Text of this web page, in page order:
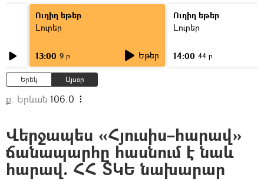
Ուղիղ եթեր
Լուրեր
13:00 9 ր Եթեր
Ուղիղ եթեր
Լուրեր
14:00 44 ր
Երեկ Այսօր
ք. Երևան 106.0
Վերջապես «Հյուսիս–հարավ»
ճանապարհը հասնում է նաև
հարավ. ՀՀ ՏԿԵ նախարար